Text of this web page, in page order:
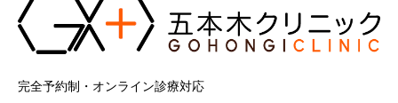
完全予約制・オンライン診療対応